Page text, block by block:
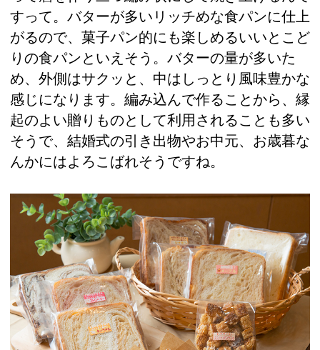
すって。バターが多いリッチめな食パンに仕上
がるので、菓子パン的にも楽しめるいいとこど
りの食パンといえそう。バターの量が多いた
め、外側はサクッと、中はしっとり風味豊かな
感じになります。編み込んで作ることから、縁
起のよい贈りものとして利用されることも多い
そうで、結婚式の引き出物やお中元、お歳暮な
んかにはよろこばれそうですね。